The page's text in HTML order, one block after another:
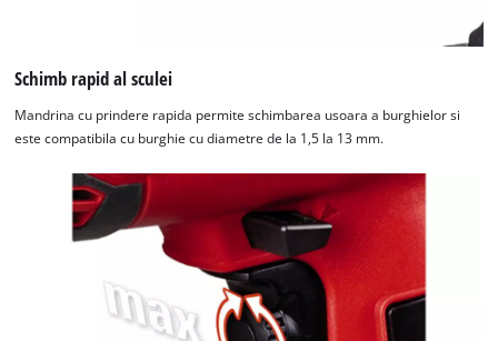
Schimb rapid al sculei
Mandrina cu prindere rapida permite schimbarea usoara a burghielor si
este compatibila cu burghie cu diametre de la 1,5 la 13 mm.